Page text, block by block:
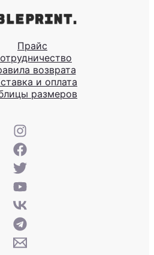
Прайс
возврата
и оплата
размеров